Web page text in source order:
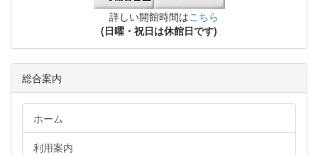
詳しい開館時間はこちら
(日曜・祝日は休館日です)
総合案内
ホーム
利用案内